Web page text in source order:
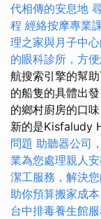
代相傳的安息地
程 經絡按摩專業
理之家與月子中
的眼科診所，方
航搜索引擎的幫
的船隻的具體出
的鄉村廚房的口
新的是Kisfaludy
問題 助聽器公司
業為您處理親人
潔工服務，解決
助你預算搬家成本
台中排毒養生館